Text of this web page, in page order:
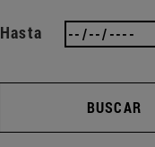
Hasta
BUSCAR